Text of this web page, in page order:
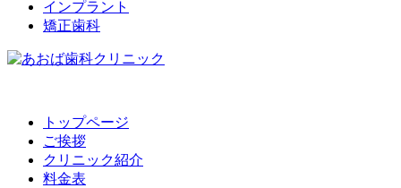
インプラント
矯正歯科
トップページ
ご挨拶
クリニック紹介
料金表